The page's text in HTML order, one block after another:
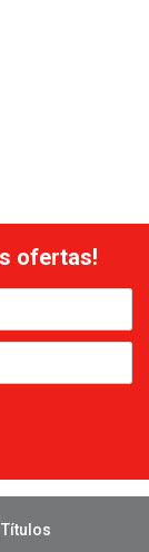
ofertas!
Títulos